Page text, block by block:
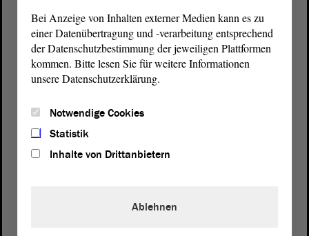
von Sachsen-Anhalt
Bei Anzeige von Inhalten externer Medien kann es zu
einer Datenübertragung und -verarbeitung entsprechend
der Datenschutzbestimmung der jeweiligen Plattformen
kommen. Bitte lesen Sie für weitere Informationen
unsere Datenschutzerklärung.
Notwendige Cookies
Statistik
Inhalte von Drittanbietern
Ablehnen